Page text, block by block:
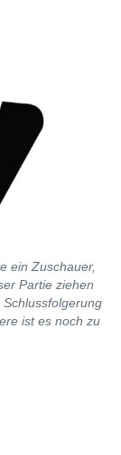
ein Zuschauer,
Partie ziehen
ist es noch zu